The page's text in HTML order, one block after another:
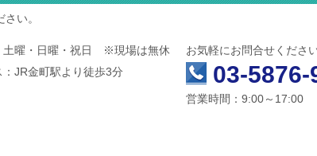
い。
土曜・日曜・祝日 ※現場は無休
：JR金町駅より徒歩3分
お気軽にお問合せくださ
03-5876-
営業時間：9:00～17:00